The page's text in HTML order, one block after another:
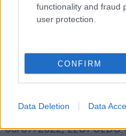
functionality and fraud
user protection.
CONFIRM
Data Deletion Data
06/07/2022,LEOPOLDO